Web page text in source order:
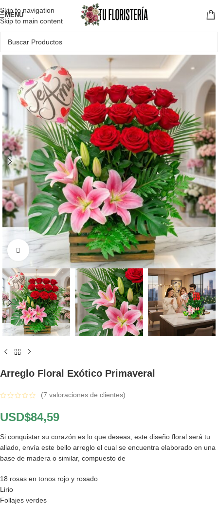
Skip to navigation
Skip to main content
MENU
Click to enlarge
Arreglo Floral Exótico Primaveral
(7 valoraciones de clientes)
USD$84,59
Si conquistar su corazón es lo que deseas, este diseño floral será tu
aliado, envía este bello arreglo el cual se encuentra elaborado en una
base de madera o similar, compuesto de
18 rosas en tonos rojo y rosado
Lirio
Follajes verdes